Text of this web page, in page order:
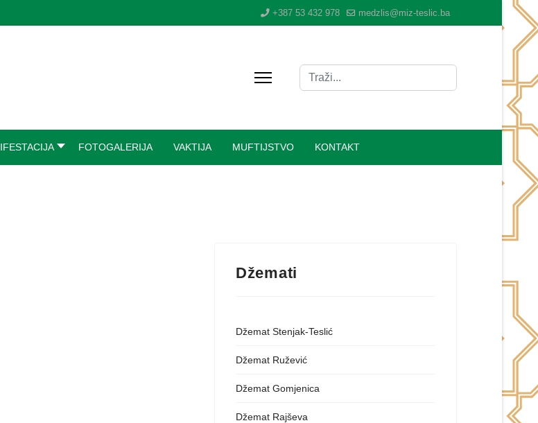
+387 53 432 978 medzlis@miz-teslic.ba
Traži
FOTOGALERIJA VAKTIJA MUFTIJSTVO KONTAKT
Džemati
Džemat Stenjak-Teslić
Džemat Ružević
Džemat Gomjenica
Džemat Rajševa